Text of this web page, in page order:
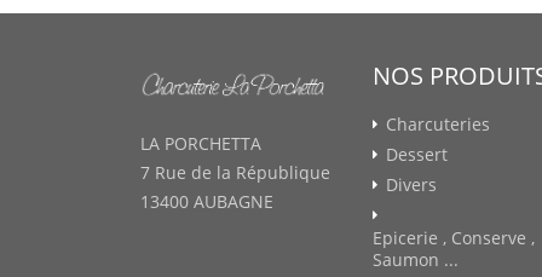
LA PORCHETTA
7 Rue de la République
13400 AUBAGNE
NOS
Charcuteries
Dessert
Divers
Epicerie , Conserve ,
Saumon ...